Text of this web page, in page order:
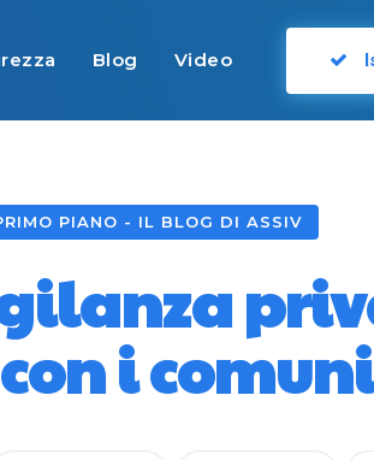
Blog Video
PIANO - IL BLOG DI ASSIV
i